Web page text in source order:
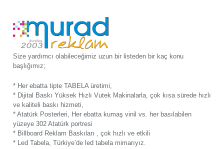
Size yardımcı olabileceğimiz uzun bir listeden bir kaç konu
başlığımız;
* Her ebatta tipte TABELA üretimi,
* Dijital Baskı Yüksek Hızlı Vutek Makinalarla, çok kısa sürede hızlı
ve kaliteli baskı hizmeti,
* Atatürk Posterleri, Her ebatta kumaş vinil vs. her basılabilen
yüzeye 302 Atatürk portresi
* Billboard Reklam Baskıları , çok hızlı ve etkili
* Led Tabela, Türkiye’de led tabela mimarıyız.